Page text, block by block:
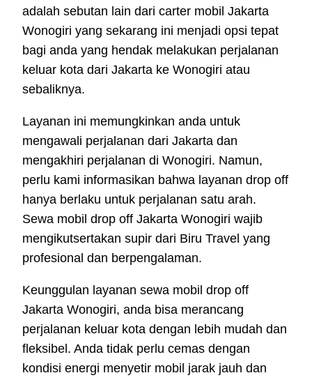
adalah sebutan lain dari carter mobil Jakarta
Wonogiri yang sekarang ini menjadi opsi tepat
bagi anda yang hendak melakukan perjalanan
keluar kota dari Jakarta ke Wonogiri atau
sebaliknya.
Layanan ini memungkinkan anda untuk
mengawali perjalanan dari Jakarta dan
mengakhiri perjalanan di Wonogiri. Namun,
perlu kami informasikan bahwa layanan drop off
hanya berlaku untuk perjalanan satu arah.
Sewa mobil drop off Jakarta Wonogiri wajib
mengikutsertakan supir dari Biru Travel yang
profesional dan berpengalaman.
Keunggulan layanan sewa mobil drop off
Jakarta Wonogiri, anda bisa merancang
perjalanan keluar kota dengan lebih mudah dan
fleksibel. Anda tidak perlu cemas dengan
kondisi energi menyetir mobil jarak jauh dan